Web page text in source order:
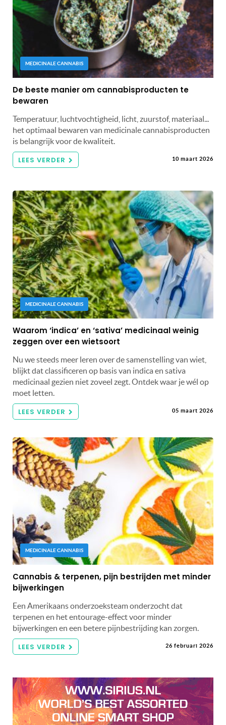
MEDICINALE CANNABIS
De beste manier om cannabisproducten te
bewaren
Temperatuur, luchtvochtigheid, licht, zuurstof, materiaal...
het optimaal bewaren van medicinale cannabisproducten
is belangrijk voor de kwaliteit.
LEES VERDER 10 maart 2026
MEDICINALE CANNABIS
Waarom ‘indica’ en ‘sativa’ medicinaal weinig
zeggen over een wietsoort
Nu we steeds meer leren over de samenstelling van wiet,
blijkt dat classificeren op basis van indica en sativa
medicinaal gezien niet zoveel zegt. Ontdek waar je wél op
moet letten.
LEES VERDER 05 maart 2026
MEDICINALE CANNABIS
Cannabis & terpenen, pijn bestrijden met minder
bijwerkingen
Een Amerikaans onderzoeksteam onderzocht dat
terpenen en het entourage-effect voor minder
bijwerkingen en een betere pijnbestrijding kan zorgen.
LEES VERDER 26 februari 2026